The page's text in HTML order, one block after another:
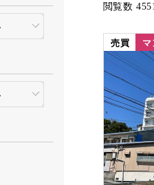
売買 マ